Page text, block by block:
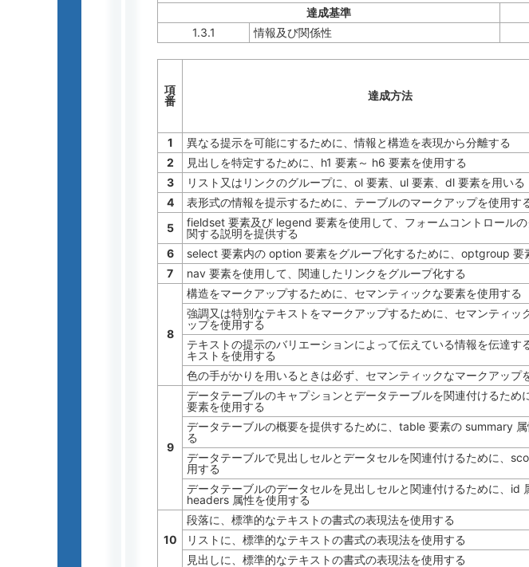
達成基準
1.3.1
情報及び関係性
項
番
達成方法
1
異なる提示を可能にするために、情報と構造を表現から分離する
2
見出しを特定するために、h1 要素～ h6 要素を使用する
3
リスト又はリンクのグループに、ol 要素、ul 要素、dl 要素を用いる
4
表形式の情報を提示するために、テーブルのマークアップを使用す
5
fieldset 要素及び legend 要素を使用して、フォームコントロールの
関する説明を提供する
6 select 要素内の option 要素をグループ化するために、optgroup 要
7
nav 要素を使用して、関連したリンクをグループ化する
8
構造をマークアップするために、セマンティックな要素を使用する
強調又は特別なテキストをマークアップするために、セマンティッ
ップを使用する
テキストの提示のバリエーションによって伝えている情報を伝達す
キストを使用する
色の手がかりを用いるときは必ず、セマンティックなマークアップ
9
データテーブルのキャプションとデータテーブルを関連付けるため
要素を使用する
データテーブルの概要を提供するために、table 要素の summary
る
データテーブルで見出しセルとデータセルを関連付けるために、
用する
データテーブルのデータセルを見出しセルと関連付けるために、id
headers 属性を使用する
10
段落に、標準的なテキストの書式の表現法を使用する
リストに、標準的なテキストの書式の表現法を使用する
見出しに、標準的なテキストの書式の表現法を使用する